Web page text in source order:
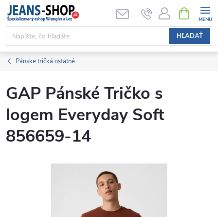
Prejsť
obsah
HĽADAŤ
KOŠÍK
Pánske tričká ostatné
GAP Pánské Tričko s
logem Everyday Soft
856659-14